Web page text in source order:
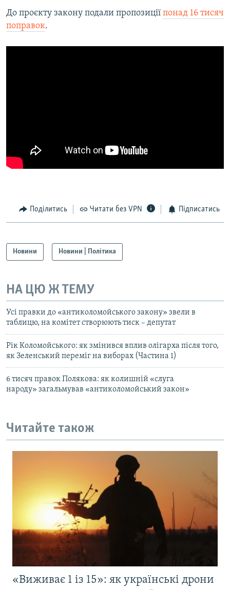
До проєкту закону подали пропозиції понад 16 тисяч
поправок.
Поділитись Читати без VPN Підписатись
Новини Новини | Політика
НА ЦЮ Ж ТЕМУ
Усі правки до «антиколомойського закону» звели в
таблицю, на комітет створюють тиск – депутат
Рік Коломойського: як змінився вплив олігарха після того,
як Зеленський переміг на виборах (Частина 1)
6 тисяч правок Полякова: як колишній «слуга
народу» загальмував «антиколомойський закон»
Читайте також
«Виживає 1 із 15»: як українські дрони